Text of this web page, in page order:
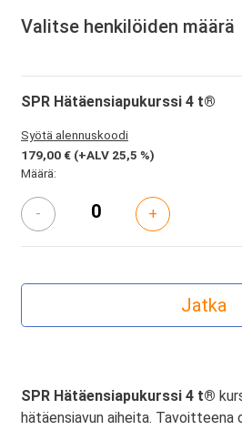
Valitse henkilöiden määrä
SPR Hätäensiapukurssi 4 t®
Syötä alennuskoodi
179,00 € (+ALV 25,5 %)
Määrä:
- +
SPR Hätäensiapukurssi 4 t®
hätäensiavun aiheita. Tavoitteena